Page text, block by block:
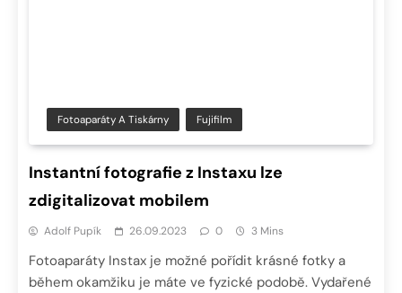
Fotoaparáty A Tiskárny Fujifilm
Instantní fotografie z Instaxu lze
zdigitalizovat mobilem
Adolf Pupík 26.09.2023 0 3 Mins
Fotoaparáty Instax je možné pořídit krásné fotky a
během okamžiku je máte ve fyzické podobě. Vydařené